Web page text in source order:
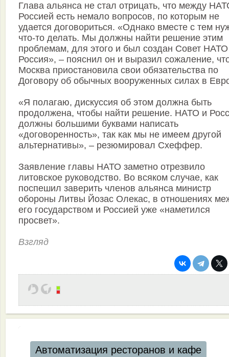
Глава альянса не стал отрицать, что между
Россией есть немало вопросов, по которым не
удается договориться. «Однако вместе с тем
что-то делать. Мы должны найти решение этим
проблемам, для этого и был создан Совет
Россия», – пояснил он и выразил сожаление,
Москва приостановила свои обязательства по
Договору об обычных вооруженных силах в
«Я полагаю, дискуссия об этом должна быть
продолжена, чтобы найти решение. НАТО и
должны большими буквами написать
«договоренность», так как мы не имеем другой
альтернативы», – резюмировал Схеффер.
Заявление главы НАТО заметно отрезвило
литовское руководство. Во всяком случае, как
поспешил заверить членов альянса министр
обороны Литвы Йозас Олекас, в отношениях
его государством и Россией уже «наметился
просвет».
Взгляд
Автоматизация ресторанов и кафе